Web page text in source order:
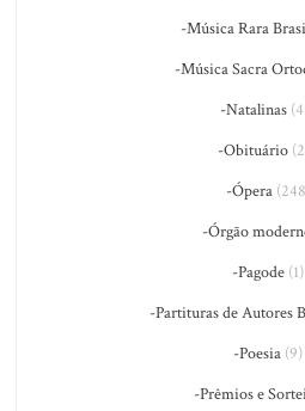
-Música Rara
-Música Sacra
-Natalinas
-Obituário
-Ópera
-Órgão
-Pagode (1)
-Partituras de Autores
-Poesia (9)
-Prêmios e